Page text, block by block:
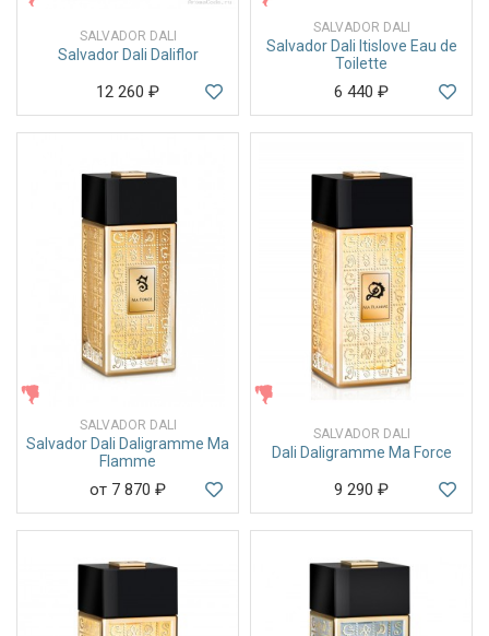
SALVADOR DALI
Salvador Dali Daliflor
12 260 ₽
SALVADOR DALI
Salvador Dali Itislove Eau de
Toilette
6 440 ₽
SALVADOR DALI
Salvador Dali Daligramme Ma
Flamme
от 7 870 ₽
ЖЕНСКИЕ
SALVADOR DALI
Dali Daligramme Ma Force
9 290 ₽